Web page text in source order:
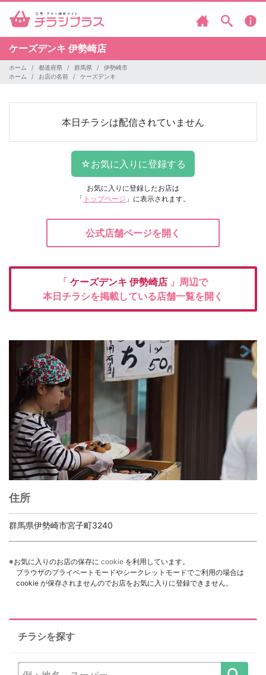
ケーズデンキ 伊勢崎店
ホーム 都道府県 群馬県
伊勢崎市
ホーム
お店の名前 ケーズデンキ
本日チラシは配信されていません
お気に入りに登録したお店は
「 トップページ 」に表示されます。
公式店舗ページを開く
「 ケーズデンキ 伊勢崎店 」周辺で
本日チラシを掲載している店舗一覧を開く
住所
群馬県伊勢崎市宮子町3240
※お気に入りのお店の保存に cookie を利用しています。
ブラウザのプライベートモードやシークレットモードでご利用の場合は
cookie が保存されませんのでお店をお気に入りに登録できません。
チラシを探す